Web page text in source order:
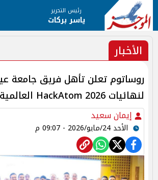
رئيس التحرير
ياسر بركات
الأخبار
روساتوم تعلن تأهل فريق
لنهائيات HackAtom 2026 العالمية
إيمان سعيد
الأحد 24/مايو/2026 - 09:07 م